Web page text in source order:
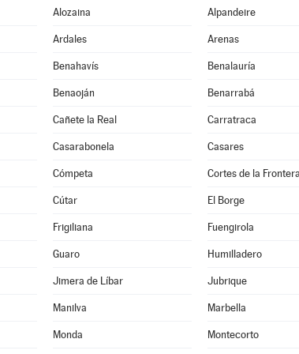
Alozaina Alpandeire
Ardales Arenas
Benahavís Benalauría
Benaoján Benarrabá
Cañete la Real Carratraca
Casarabonela Casares
Cómpeta Cortes de la
Cútar El Borge
Frigiliana Fuengirola
Guaro Humilladero
Jimera de Líbar Jubrique
Manilva Marbella
Monda Montecorto